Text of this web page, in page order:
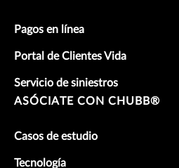
Pagos en línea
Portal de Clientes Vida
Servicio de siniestros
ASÓCIATE CON CHUBB®
Casos de estudio
Tecnología